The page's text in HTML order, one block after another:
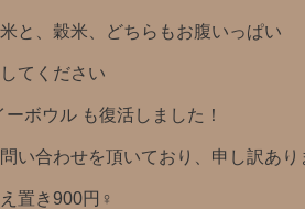
と、穀米、どちらもお腹いっぱい
てください
ーボウル も復活しました！
い合わせを頂いており、申し訳あり
置き900円‍♀️